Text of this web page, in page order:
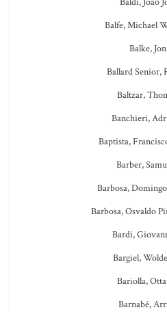
Balfe, Michael
Balke, Jon
Ballard Senior,
Baltzar,
Banchieri,
Baptista,
Barber,
Barbosa,
Barbosa, Osvaldo
Bardi,
Bargiel,
Bariolla,
Barnabé,